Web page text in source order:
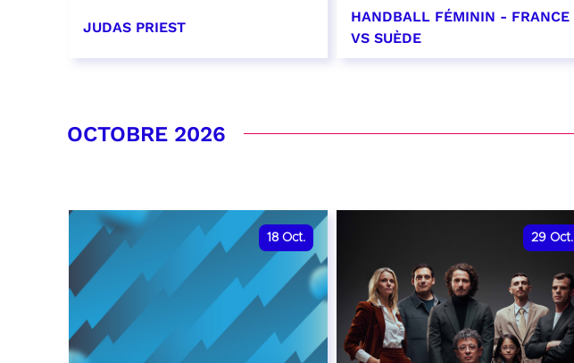
JUDAS PRIEST
HANDBALL FÉMININ - FRANCE
VS SUÈDE
OCTOBRE 2026
18 Oct. 29 Oct.